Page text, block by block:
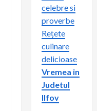
celebre si
proverbe
Rețete
culinare
delicioase
Vremea in
Judetul
Ilfov